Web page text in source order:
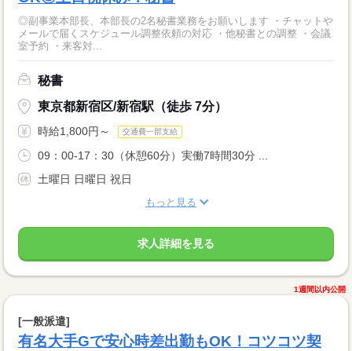
◎副事業本部長、本部長の2名秘書業務をお願いします ・チャットや
メールで届くスケジュール調整依頼の対応 ・他秘書との調整 ・会議
室予約 ・来客対...
秘書
東京都新宿区/新宿駅（徒歩 7分）
時給1,800円～ 交通費一部支給
09：00-17：30（休憩60分）実働7時間30分 ...
土曜日 日曜日 祝日
もっと見る
求人詳細を見る
1週間以内公開
[一般派遣]
有名大手Gで安心時差出勤もOK！コツコツ契